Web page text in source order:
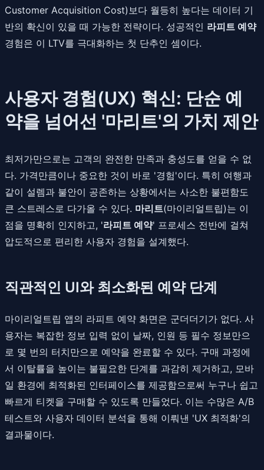
Customer Acquisition Cost)보다 월등히 높다는 데이터 기
반의 확신이 있을 때 가능한 전략이다. 성공적인 라피트 예약
경험은 이 LTV를 극대화하는 첫 단추인 셈이다.
사용자 경험(UX) 혁신: 단순 예
약을 넘어선 '마리트'의 가치 제안
최저가만으로는 고객의 완전한 만족과 충성도를 얻을 수 없
다. 가격만큼이나 중요한 것이 바로 '경험'이다. 특히 여행과
같이 설렘과 불안이 공존하는 상황에서는 사소한 불편함도
큰 스트레스로 다가올 수 있다. 마리트(마이리얼트립)는 이
점을 명확히 인지하고, '라피트 예약' 프로세스 전반에 걸쳐
압도적으로 편리한 사용자 경험을 설계했다.
직관적인 UI와 최소화된 예약 단계
마이리얼트립 앱의 라피트 예약 화면은 군더더기가 없다. 사
용자는 복잡한 정보 입력 없이 날짜, 인원 등 필수 정보만으
로 몇 번의 터치만으로 예약을 완료할 수 있다. 구매 과정에
서 이탈률을 높이는 불필요한 단계를 과감히 제거하고, 모바
일 환경에 최적화된 인터페이스를 제공함으로써 누구나 쉽고
빠르게 티켓을 구매할 수 있도록 만들었다. 이는 수많은 A/B
테스트와 사용자 데이터 분석을 통해 이뤄낸 'UX 최적화'의
결과물이다.